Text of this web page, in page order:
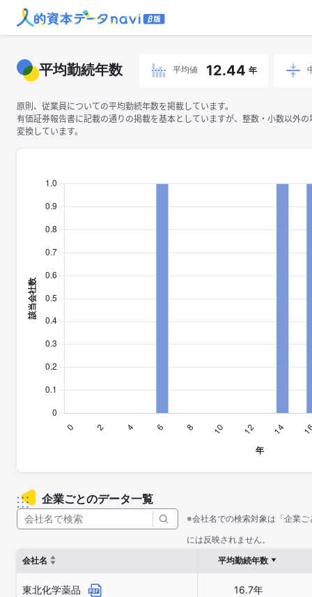
平均勤続年数 平均値 12.44 年
原則、従業員についての平均勤続年数を掲載しています。
有価証券報告書に記載の通りの掲載を基本としていますが、整数・小数以外
変換しています。
企業ごとのデータ一覧
※会社名での検索対象は「企業
には反映されません。
会社名
平均勤続年数
東北化学薬品 16.7年